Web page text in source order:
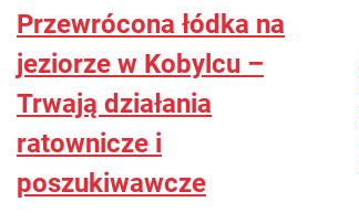
Przewrócona łódka na
jeziorze w Kobylcu –
Trwają działania
ratownicze i
poszukiwawcze